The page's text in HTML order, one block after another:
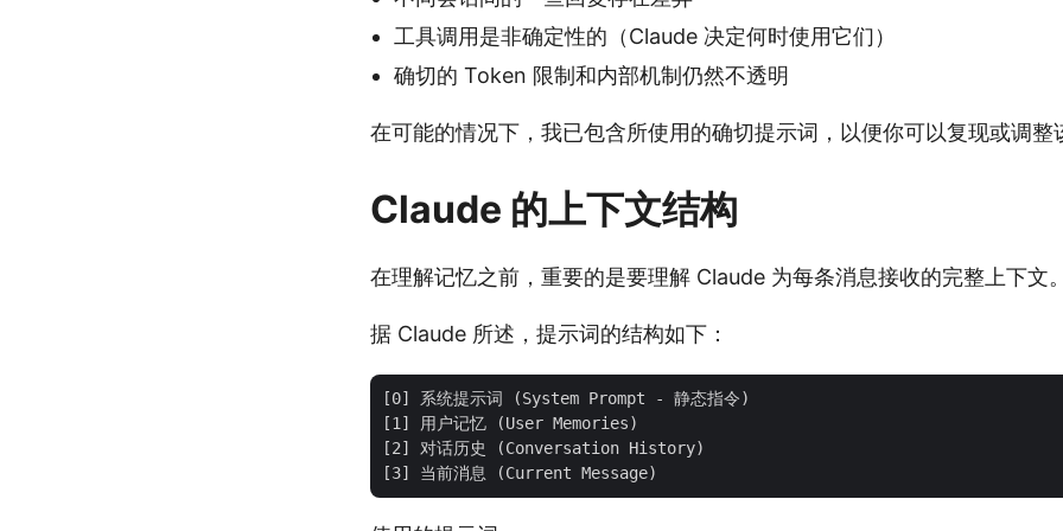
工具调用是非确定性的（Claude 决定何时使用它们）
确切的 Token 限制和内部机制仍然不透明
在可能的情况下，我已包含所使用的确切提示词，以便你可以复现或调整
Claude 的上下文结构
在理解记忆之前，重要的是要理解 Claude 为每条消息接收的完整上下文。
据 Claude 所述，提示词的结构如下：
[0] 系统提示词 (System Prompt - 静态指令)
[1] 用户记忆 (User Memories)
[2] 对话历史 (Conversation History)